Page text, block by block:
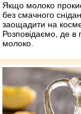
Якщо молоко
без смачного
заощадити на
Розповідаємо, де в
молоко.